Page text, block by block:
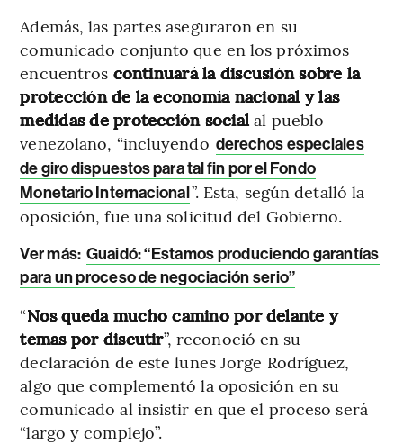
Además, las partes aseguraron en su
comunicado conjunto que en los próximos
encuentros continuará la discusión sobre la
protección de la economía nacional y las
medidas de protección socialal pueblo
venezolano, “incluyendo derechos especiales
de giro dispuestos para tal fin por el Fondo
Monetario Internacional”. Esta, según detalló la
oposición, fue una solicitud del Gobierno.
Ver más: Guaidó: “Estamos produciendo garantías
para un proceso de negociación serio”
“Nos queda mucho camino por delante y
temas por discutir”, reconoció en su
declaración de este lunes Jorge Rodríguez,
algo que complementó la oposición en su
comunicado al insistir en que el proceso será
“largo y complejo”.